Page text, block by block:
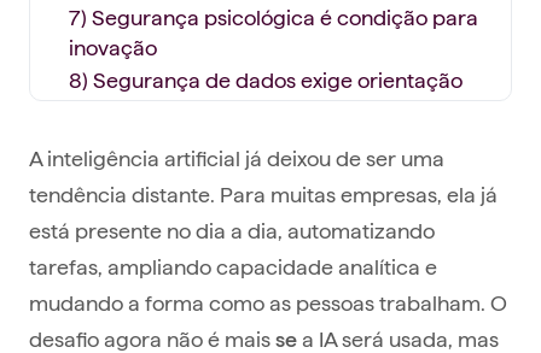
7) Segurança psicológica é condição para
inovação
8) Segurança de dados exige orientação
A inteligência artificial já deixou de ser uma
tendência distante. Para muitas empresas, ela já
está presente no dia a dia, automatizando
tarefas, ampliando capacidade analítica e
mudando a forma como as pessoas trabalham. O
desafio agora não é mais se a IA será usada, mas